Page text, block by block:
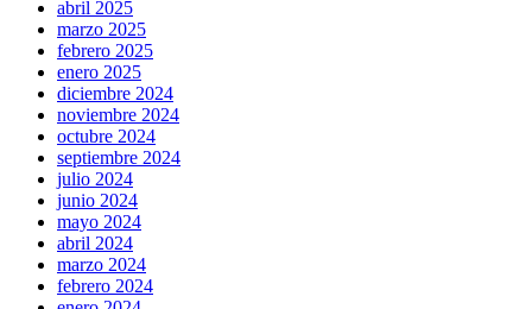
abril 2025
marzo 2025
febrero 2025
enero 2025
diciembre 2024
noviembre 2024
octubre 2024
septiembre 2024
julio 2024
junio 2024
mayo 2024
abril 2024
marzo 2024
febrero 2024